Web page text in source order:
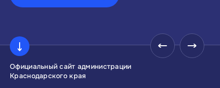
Официальный сайт администрации
Краснодарского края